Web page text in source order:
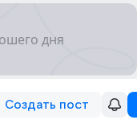
Создать пост